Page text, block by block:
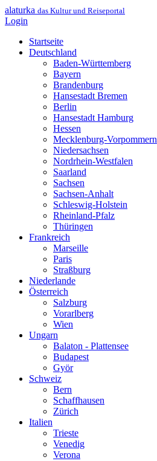
alaturka das Kultur und Reiseportal
Login
Startseite
Deutschland
Baden-Württemberg
Bayern
Brandenburg
Hansestadt Bremen
Berlin
Hansestadt Hamburg
Hessen
Mecklenburg-Vorpommern
Niedersachsen
Nordrhein-Westfalen
Saarland
Sachsen
Sachsen-Anhalt
Schleswig-Holstein
Rheinland-Pfalz
Thüringen
Frankreich
Marseille
Paris
Straßburg
Niederlande
Österreich
Salzburg
Vorarlberg
Wien
Ungarn
Balaton - Plattensee
Budapest
Györ
Schweiz
Bern
Schaffhausen
Zürich
Italien
Trieste
Venedig
Verona